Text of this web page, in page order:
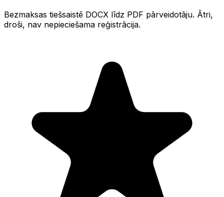
Bezmaksas tiešsaistē DOCX līdz PDF pārveidotāju. Ātri,
droši, nav nepieciešama reģistrācija.